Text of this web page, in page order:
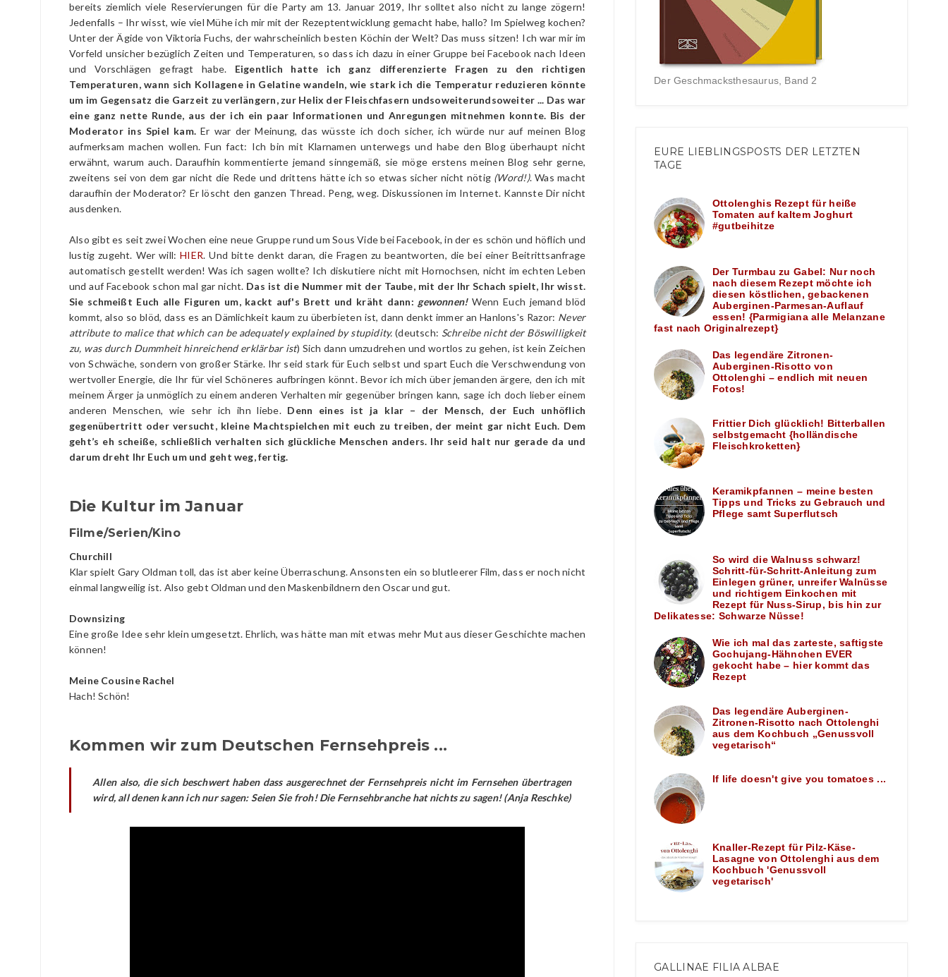
bereits ziemlich viele Reservierungen für die Party am 13. Januar 2019, Ihr solltet also nicht zu lange zögern!
Jedenfalls – Ihr wisst, wie viel Mühe ich mir mit der Rezeptentwicklung gemacht habe, hallo? Im Spielweg kochen?
Unter der Ägide von Viktoria Fuchs, der wahrscheinlich besten Köchin der Welt? Das muss sitzen! Ich war mir im
Vorfeld unsicher bezüglich Zeiten und Temperaturen, so dass ich dazu in einer Gruppe bei Facebook nach Ideen
und Vorschlägen gefragt habe. Eigentlich hatte ich ganz differenzierte Fragen zu den richtigen
Temperaturen, wann sich Kollagene in Gelatine wandeln, wie stark ich die Temperatur reduzieren könnte
um im Gegensatz die Garzeit zu verlängern, zur Helix der Fleischfasern undsoweiterundsoweiter ... Das war
eine ganz nette Runde, aus der ich ein paar Informationen und Anregungen mitnehmen konnte. Bis der
Moderator ins Spiel kam. Er war der Meinung, das wüsste ich doch sicher, ich würde nur auf meinen Blog
aufmerksam machen wollen. Fun fact: Ich bin mit Klarnamen unterwegs und habe den Blog überhaupt nicht
erwähnt, warum auch. Daraufhin kommentierte jemand sinngemäß, sie möge erstens meinen Blog sehr gerne,
zweitens sei von dem gar nicht die Rede und drittens hätte ich so etwas sicher nicht nötig (Word!). Was macht
daraufhin der Moderator? Er löscht den ganzen Thread. Peng, weg. Diskussionen im Internet. Kannste Dir nicht
ausdenken.
Also gibt es seit zwei Wochen eine neue Gruppe rund um Sous Vide bei Facebook, in der es schön und höflich und
lustig zugeht. Wer will:HIER. Und bitte denkt daran, die Fragen zu beantworten, die bei einer Beitrittsanfrage
automatisch gestellt werden! Was ich sagen wollte? Ich diskutiere nicht mit Hornochsen, nicht im echten Leben
und auf Facebook schon mal gar nicht. Das ist die Nummer mit der Taube, mit der Ihr Schach spielt, Ihr wisst.
Sie schmeißt Euch alle Figuren um, kackt auf's Brett und kräht dann: gewonnen! Wenn Euch jemand blöd
kommt, also so blöd, dass es an Dämlichkeit kaum zu überbieten ist, dann denkt immer an Hanlons's Razor: Never
attribute to malice that which can be adequately explained by stupidity.(deutsch: Schreibe nicht der Böswilligkeit
zu, was durch Dummheit hinreichend erklärbar ist) Sich dann umzudrehen und wortlos zu gehen, ist kein Zeichen
von Schwäche, sondern von großer Stärke. Ihr seid stark für Euch selbst und spart Euch die Verschwendung von
wertvoller Energie, die Ihr für viel Schöneres aufbringen könnt. Bevor ich mich über jemanden ärgere, den ich mit
meinem Ärger ja unmöglich zu einem anderen Verhalten mir gegenüber bringen kann, sage ich doch lieber einem
anderen Menschen, wie sehr ich ihn liebe. Denn eines ist ja klar – der Mensch, der Euch unhöflich
gegenübertritt oder versucht, kleine Machtspielchen mit euch zu treiben, der meint gar nicht Euch. Dem
geht’s eh scheiße, schließlich verhalten sich glückliche Menschen anders. Ihr seid halt nur gerade da und
darum dreht Ihr Euch um und geht weg, fertig.
Die Kultur im Januar
Filme/Serien/Kino
Churchill
Klar spielt Gary Oldman toll, das ist aber keine Überraschung. Ansonsten ein so blutleerer Film, dass er noch nicht
einmal langweilig ist. Also gebt Oldman und den Maskenbildnern den Oscar und gut.
Downsizing
Eine große Idee sehr klein umgesetzt. Ehrlich, was hätte man mit etwas mehr Mut aus dieser Geschichte machen
können!
Meine Cousine Rachel
Hach! Schön!
Kommen wir zum Deutschen Fernsehpreis ...
Allen also, die sich beschwert haben dass ausgerechnet der Fernsehpreis nicht im Fernsehen übertragen
wird, all denen kann ich nur sagen: Seien Sie froh! Die Fernsehbranche hat nichts zu sagen! (Anja Reschke)
Der Geschmacksthesaurus, Band 2
EURE LIEBLINGSPOSTS DER LETZTEN
TAGE
Ottolenghis Rezept für heiße
Tomaten auf kaltem Joghurt
#gutbeihitze
Der Turmbau zu Gabel: Nur noch
nach diesem Rezept möchte ich
diesen köstlichen, gebackenen
Auberginen-Parmesan-Auflauf
essen! {Parmigiana alle Melanzane
fast nach Originalrezept}
Das legendäre Zitronen-
Auberginen-Risotto von
Ottolenghi – endlich mit neuen
Fotos!
Frittier Dich glücklich! Bitterballen
selbstgemacht {holländische
Fleischkroketten}
Keramikpfannen – meine besten
Tipps und Tricks zu Gebrauch und
Pflege samt Superflutsch
So wird die Walnuss schwarz!
Schritt-für-Schritt-Anleitung zum
Einlegen grüner, unreifer Walnüsse
und richtigem Einkochen mit
Rezept für Nuss-Sirup, bis hin zur
Delikatesse: Schwarze Nüsse!
Wie ich mal das zarteste, saftigste
Gochujang-Hähnchen EVER
gekocht habe – hier kommt das
Rezept
Das legendäre Auberginen-
Zitronen-Risotto nach Ottolenghi
aus dem Kochbuch „Genussvoll
vegetarisch“
If life doesn't give you tomatoes ...
Knaller-Rezept für Pilz-Käse-
Lasagne von Ottolenghi aus dem
Kochbuch 'Genussvoll
vegetarisch'
GALLINAE FILIA ALBAE